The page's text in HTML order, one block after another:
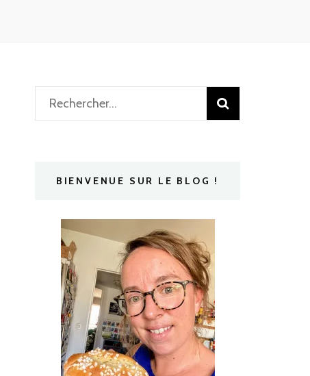
Rechercher :
BIENVENUE SUR LE BLOG !